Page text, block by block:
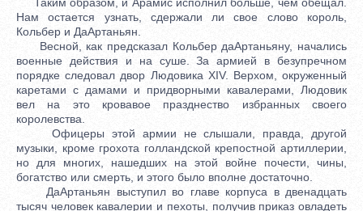
Нам остается узнать, сдержали ли свое слово король,
Кольбер и ДаАртаньян.
Весной, как предсказал Кольбер даАртаньяну, начались
военные действия и на суше. За армией в безупречном
порядке следовал двор Людовика XIV. Верхом, окруженный
каретами с дамами и придворными кавалерами, Людовик
вел на это кровавое празднество избранных своего
королевства.
Офицеры этой армии не слышали, правда, другой
музыки, кроме грохота голландской крепостной артиллерии,
но для многих, нашедших на этой войне почести, чины,
богатство или смерть, и этого было вполне достаточно.
ДаАртаньян выступил во главе корпуса в двенадцать
тысяч человек кавалерии и пехоты, получив приказ овладеть